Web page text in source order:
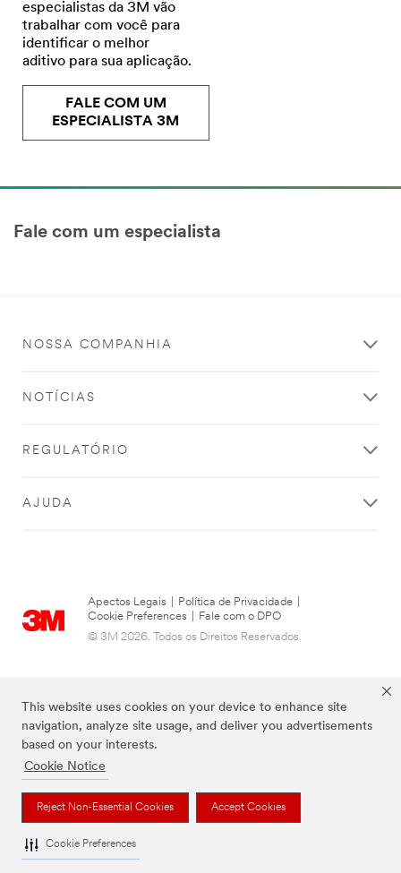
This website uses cookies on your device to enhance site
navigation, analyze site usage, and deliver you advertisements
based on your interests.
Cookie Notice
Reject Non-Essential Cookies Accept Cookies
Cookie Preferences
especialistas da 3M vão
trabalhar com você para
identificar o melhor
aditivo para sua aplicação.
FALE COM UM
ESPECIALISTA 3M
Fale com um especialista
NOSSA COMPANHIA
NOTÍCIAS
REGULATÓRIO
AJUDA
Apectos Legais Política de Privacidade
Cookie Preferences
Fale com o DPO
© 3M 2026. Todos os Direitos Reservados.
As marcas listadas a cima são marcas comerciais da 3M.